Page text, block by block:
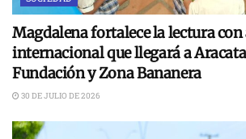
Magdalena fortalece la lectura
internacional que llegará a
Fundación y Zona Bananera
30 DE JULIO DE 2026